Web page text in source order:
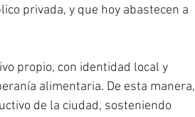
privada, y que hoy abastecen a
propio, con identidad local y
alimentaria. De esta manera,
de la ciudad, sosteniendo